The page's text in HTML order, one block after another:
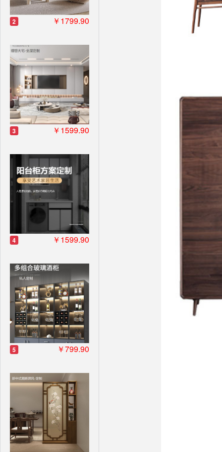
2 ￥1799.90
3 ￥1599.90
4 ￥1599.90
5 ￥799.90